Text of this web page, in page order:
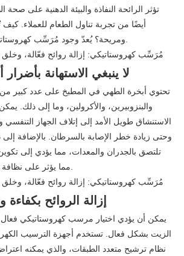
تؤثر الرائحة النفاذة والبيئة الدهنية على
أيضًا من تجربة تناول الطعام للعملاء.
ومريحة؟ يُعدّ وجود مُرَسِّب كهروستاتيكي فعّال أمرًا أساسيًا.
01 لا ينبغي الاستهانة
تحتوي أبخرة الطهي في المطبخ على عدد كبير من
الاستنشاق طويل الأمد إلى إتلاف الجهاز التنفسي
وحتى زيادة خطر الإصابة بالسرطان. بالإضافة
تلتصق بالجدران والمعدات، مما يؤدي إلى
مما يؤثر على نظافة المطبخ وتكاثر البكتيريا.
02إزالة الروائح
يمكن أن يؤدي اختيار مرسب كهروستاتيكي
الزيت بشكل فعال. تستخدم أجهزة الترسيب
نظام ترشيح متعدد الطبقات، والذي يمكنه